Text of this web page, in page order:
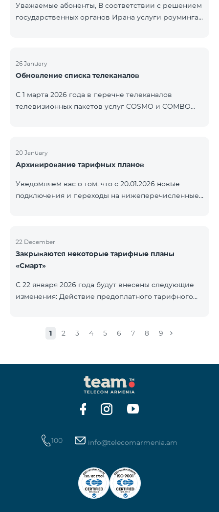
ознакомиться здесь.
Уважаемые абоненты, В соответствии с решением
государственных органов Ирана услуги роуминга
контролем нашей компании. В настоящее время
точные сроки восстановления услуг неизвестны.
предоставлена по мере изменения ситуации.
Благодарим за понимание.
26 January
Обновление списка телеканалов
С 1 марта 2026 года в перечне телеканалов
телевизионных пакетов услуг COSMO и COMBO
только в тех регионах, где их трансляция является
обязательной. Данные изменения реализуются в
телевизионной платформы и полностью
соответствуют нормам местного вещания.
20 January
Архивирование тарифных планов
Уведомляем вас о том, что с 20.01.2026 новые
подключения и переходы на нижеперечисленные
22 December
Закрываются некоторые тарифные планы
«Смарт»
С 22 января 2026 года будут внесены следующие
изменения: Действие предоплатного тарифного
на тарифный план «BeFree 5000 unlimit», который
500 SMS, 200 МБ в роуминге, 60 TV каналов.
Ежемесячная абонентская плата за тарифный план
«BeFree 5000 unlimit» составляет 5000 драм.
Действие предоплатного тарифного плана «Смарт
1 2 3 4 5 6 7 8 9
100 info@telecomarmenia.am